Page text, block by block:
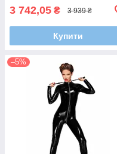
3 742,05 ₴ 3 939 ₴
Купити
–5%